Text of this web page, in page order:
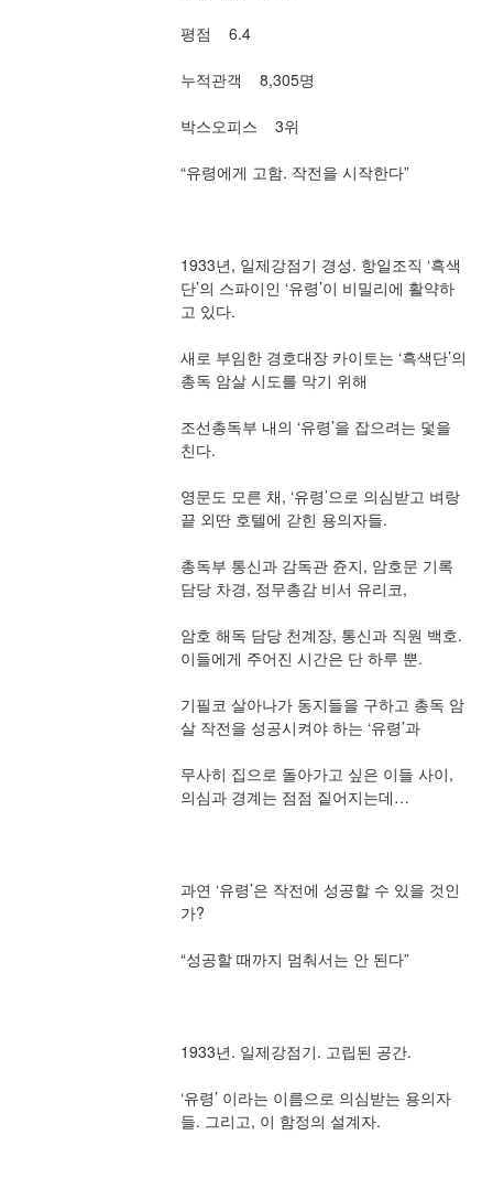
평점    6.4
누적관객    8,305명
박스오피스    3위
“유령에게 고함. 작전을 시작한다”
1933년, 일제강점기 경성. 항일조직 ‘흑색
단’의 스파이인 ‘유령’이 비밀리에 활약하
고 있다.
새로 부임한 경호대장 카이토는 ‘흑색단’의
총독 암살 시도를 막기 위해
조선총독부 내의 ‘유령’을 잡으려는 덫을
친다.
영문도 모른 채, ‘유령’으로 의심받고 벼랑
끝 외딴 호텔에 갇힌 용의자들.
총독부 통신과 감독관 쥰지, 암호문 기록
담당 차경, 정무총감 비서 유리코,
암호 해독 담당 천계장, 통신과 직원 백호.
이들에게 주어진 시간은 단 하루 뿐.
기필코 살아나가 동지들을 구하고 총독 암
살 작전을 성공시켜야 하는 ‘유령’과
무사히 집으로 돌아가고 싶은 이들 사이,
의심과 경계는 점점 짙어지는데…
과연 ‘유령’은 작전에 성공할 수 있을 것인
가?
“성공할 때까지 멈춰서는 안 된다”
1933년. 일제강점기. 고립된 공간.
‘유령’ 이라는 이름으로 의심받는 용의자
들. 그리고, 이 함정의 설계자.